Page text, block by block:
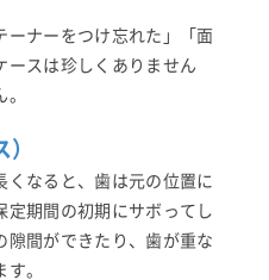
ーナーをつけ忘れた」「面
ースは珍しくありません
くなると、歯は元の位置に
定期間の初期にサボってし
隙間ができたり、歯が重な
。